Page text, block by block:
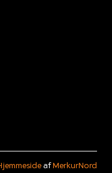
afMerkurNord